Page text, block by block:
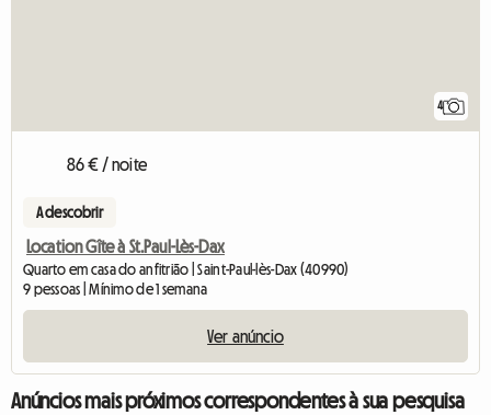
4
86 € / noite
A descobrir
Location Gîte à St.Paul-Lès-Dax
Quarto em casa do anfitrião | Saint-Paul-lès-Dax (40990)
9 pessoas | Mínimo de 1 semana
Ver anúncio
Anúncios mais próximos correspondentes à sua pesquisa